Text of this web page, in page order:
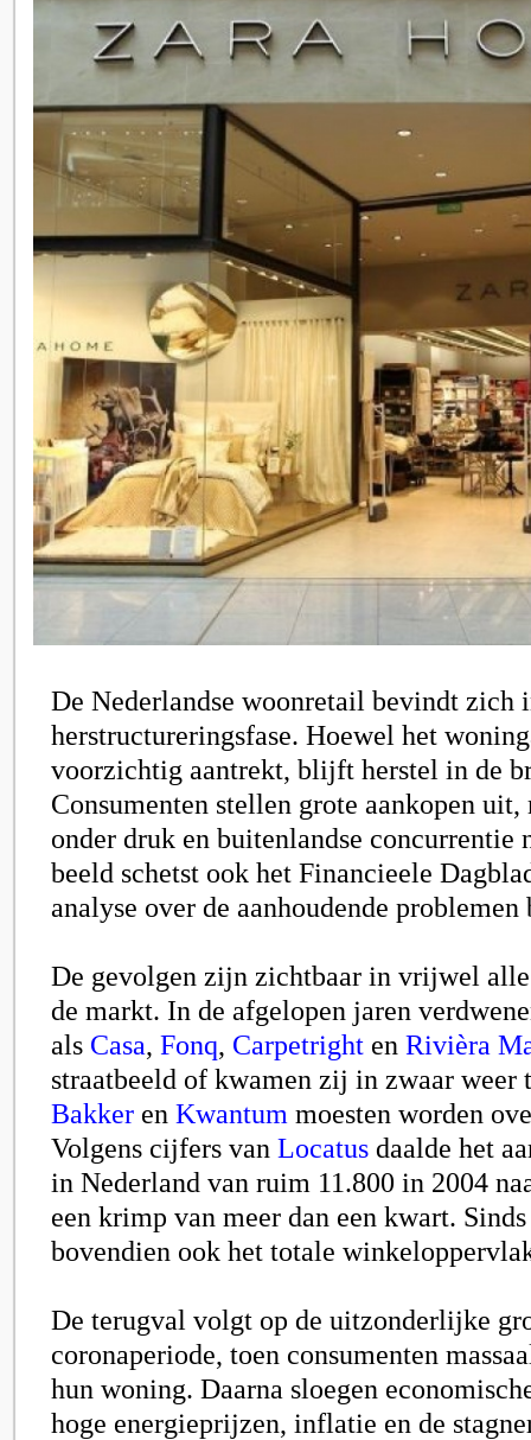
De Nederlandse woonretail bevindt zich
herstructureringsfase. Hoewel het
voorzichtig aantrekt, blijft herstel in de
Consumenten stellen grote aankopen uit,
onder druk en buitenlandse concurrentie
beeld schetst ook het Financieele
analyse over de aanhoudende
De gevolgen zijn zichtbaar in vrijwel alle
de markt. In de afgelopen jaren
als Casa, Fonq, Carpetright en Rivièra
straatbeeld of kwamen zij in zwaar weer
Bakker en Kwantum moesten worden
Volgens cijfers van Locatus daalde het
in Nederland van ruim 11.800 in 2004
een krimp van meer dan een kwart.
bovendien ook het totale
De terugval volgt op de uitzonderlijke
coronaperiode, toen consumenten
hun woning. Daarna sloegen
hoge energieprijzen, inflatie en de